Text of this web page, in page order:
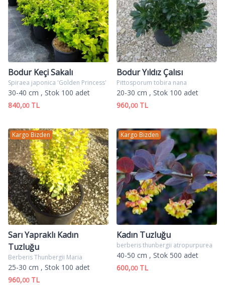
Bodur Keçi Sakalı
Spiraea japonica 'Golden Princess'
30-40 cm , Stok 100 adet
840,00TL
Bodur Yıldız Çalısı
Pittosporum tobira nana
20-30 cm , Stok 100 adet
960,00TL
Kargo Bizden
Sarı Yapraklı Kadın
Tuzluğu
Berberis Thunbergii Maria
25-30 cm , Stok 100 adet
960,00TL
Kargo Bizden
Kadın Tuzluğu
berberis thunbergii atropurpurea
40-50 cm , Stok 500 adet
600,00TL